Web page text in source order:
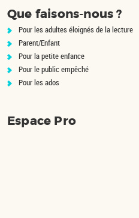
Que faisons-nous ?
Pour les adultes éloignés de la lecture
Parent/Enfant
Pour la petite enfance
Pour le public empêché
Pour les ados
Espace Pro